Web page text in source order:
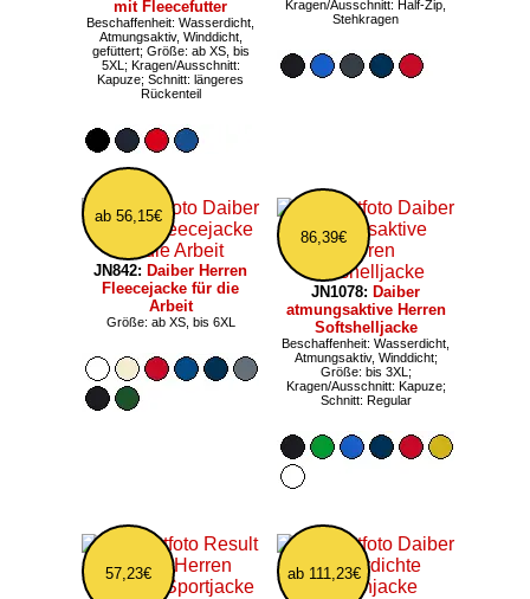
mit Fleecefutter
Beschaffenheit: Wasserdicht,
Atmungsaktiv, Winddicht,
gefüttert; Größe: ab XS, bis
5XL; Kragen/Ausschnitt:
Kapuze; Schnitt: längeres
Rückenteil
Kragen/Ausschnitt: Half-Zip,
Stehkragen
ab 56,15€
JN842: Daiber Herren
Fleecejacke für die
Arbeit
Größe: ab XS, bis 6XL
86,39€
JN1078: Daiber
atmungsaktive Herren
Softshelljacke
Beschaffenheit: Wasserdicht,
Atmungsaktiv, Winddicht;
Größe: bis 3XL;
Kragen/Ausschnitt: Kapuze;
Schnitt: Regular
57,23€ ab 111,23€